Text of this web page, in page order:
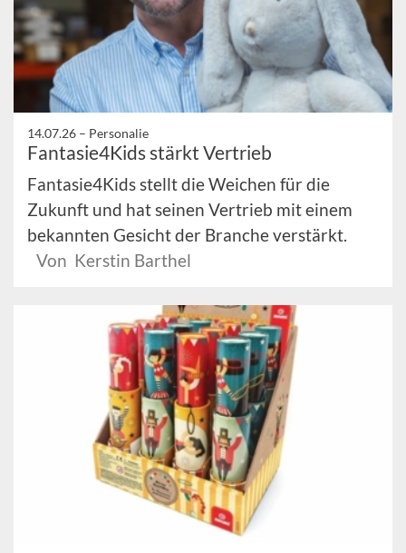
14.07.26 – Personalie
Fantasie4Kids stärkt Vertrieb
Fantasie4Kids stellt die Weichen für die
Zukunft und hat seinen Vertrieb mit einem
bekannten Gesicht der Branche verstärkt.
Von Kerstin Barthel